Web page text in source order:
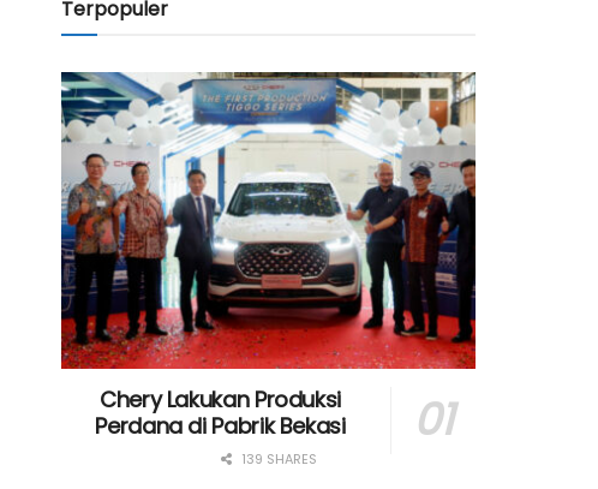
Terpopuler
Chery Lakukan Produksi
Perdana di Pabrik Bekasi
139 SHARES